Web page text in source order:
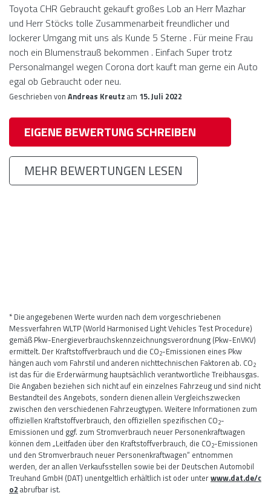
Toyota CHR Gebraucht gekauft großes Lob an Herr Mazhar
und Herr Stöcks tolle Zusammenarbeit freundlicher und
lockerer Umgang mit uns als Kunde 5 Sterne . Für meine Frau
noch ein Blumenstrauß bekommen . Einfach Super trotz
Personalmangel wegen Corona dort kauft man gerne ein Auto
egal ob Gebraucht oder neu.
Geschrieben von Andreas Kreutz am 15. Juli 2022
EIGENE BEWERTUNG SCHREIBEN
MEHR BEWERTUNGEN LESEN
* Die angegebenen Werte wurden nach dem vorgeschriebenen
Messverfahren WLTP (World Harmonised Light Vehicles Test Procedure)
gemäß Pkw-Energieverbrauchskennzeichnungsverordnung (Pkw-EnVKV)
ermittelt. Der Kraftstoffverbrauch und die CO2-Emissionen eines Pkw
hängen auch vom Fahrstil und anderen nichttechnischen Faktoren ab. CO2
ist das für die Erderwärmung hauptsächlich verantwortliche Treibhausgas.
Die Angaben beziehen sich nicht auf ein einzelnes Fahrzeug und sind nicht
Bestandteil des Angebots, sondern dienen allein Vergleichszwecken
zwischen den verschiedenen Fahrzeugtypen. Weitere Informationen zum
offiziellen Kraftstoffverbrauch, den offiziellen spezifischen CO2-
Emissionen und ggf. zum Stromverbrauch neuer Personenkraftwagen
können dem „Leitfaden über den Kraftstoffverbrauch, die CO2-Emissionen
und den Stromverbrauch neuer Personenkraftwagen“ entnommen
werden, der an allen Verkaufsstellen sowie bei der Deutschen Automobil
Treuhand GmbH (DAT) unentgeltlich erhältlich ist oder unterwww.dat.de/c
o2 abrufbar ist.